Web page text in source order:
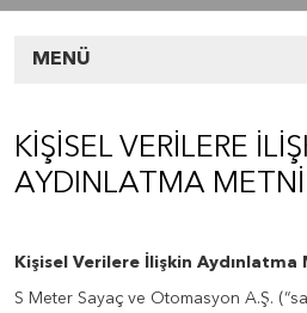
MENÜ
KIŞISEL VERILERE
AYDINLATMA METNI
Kişisel Verilere İlişkin Aydınlatma
S Meter Sayaç ve Otomasyon A.Ş.